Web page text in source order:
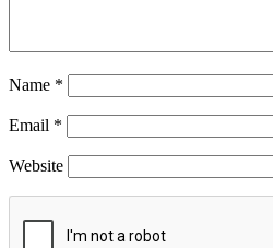
Name *
Email *
Website